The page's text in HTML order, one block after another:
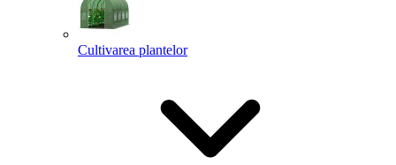
Cultivarea plantelor